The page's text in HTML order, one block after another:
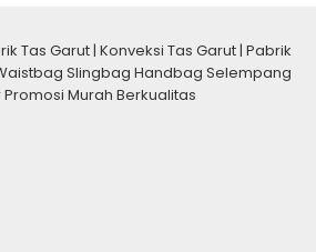
Tas Garut | Konveksi Tas Garut | Pabrik
Slingbag Handbag Selempang
Murah Berkualitas